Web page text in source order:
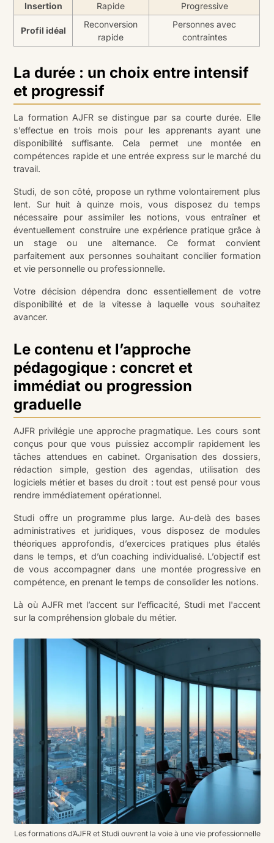
Insertion
Rapide Progressive
Profil idéal
Reconversion
rapide
Personnes avec
contraintes
La durée : un choix entre intensif
et progressif
La formation AJFR se distingue par sa courte durée. Elle
s’effectue en trois mois pour les apprenants ayant une
disponibilité suffisante. Cela permet une montée en
compétences rapide et une entrée express sur le marché du
travail.
Studi, de son côté, propose un rythme volontairement plus
lent. Sur huit à quinze mois, vous disposez du temps
nécessaire pour assimiler les notions, vous entraîner et
éventuellement construire une expérience pratique grâce à
un stage ou une alternance. Ce format convient
parfaitement aux personnes souhaitant concilier formation
et vie personnelle ou professionnelle.
Votre décision dépendra donc essentiellement de votre
disponibilité et de la vitesse à laquelle vous souhaitez
avancer.
Le contenu et l’approche
pédagogique : concret et
immédiat ou progression
graduelle
AJFR privilégie une approche pragmatique. Les cours sont
conçus pour que vous puissiez accomplir rapidement les
tâches attendues en cabinet. Organisation des dossiers,
rédaction simple, gestion des agendas, utilisation des
logiciels métier et bases du droit : tout est pensé pour vous
rendre immédiatement opérationnel.
Studi offre un programme plus large. Au-delà des bases
administratives et juridiques, vous disposez de modules
théoriques approfondis, d’exercices pratiques plus étalés
dans le temps, et d’un coaching individualisé. L’objectif est
de vous accompagner dans une montée progressive en
compétence, en prenant le temps de consolider les notions.
Là où AJFR met l’accent sur l’efficacité, Studi met l'accent
sur la compréhension globale du métier.
Les formations d’AJFR et Studi ouvrent la voie à une vie professionnelle